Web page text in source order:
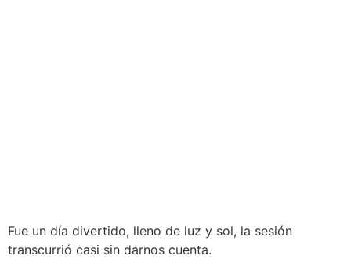
Fue un día divertido, lleno de luz y sol, la sesión
transcurrió casi sin darnos cuenta.